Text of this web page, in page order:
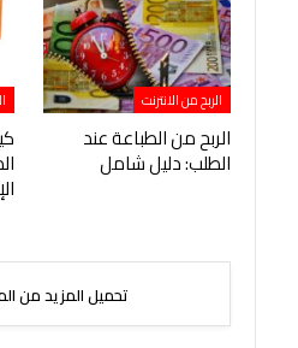
الربح من الانترنت
الربح من الطباعة عند
الطلب: دليل شامل
تحميل المزيد من